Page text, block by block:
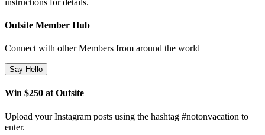
Outsite Member Hub
Connect with other Members from around the world
Say Hello
Win $250 at Outsite
Upload your Instagram posts using the hashtag #notonvacation to
enter.